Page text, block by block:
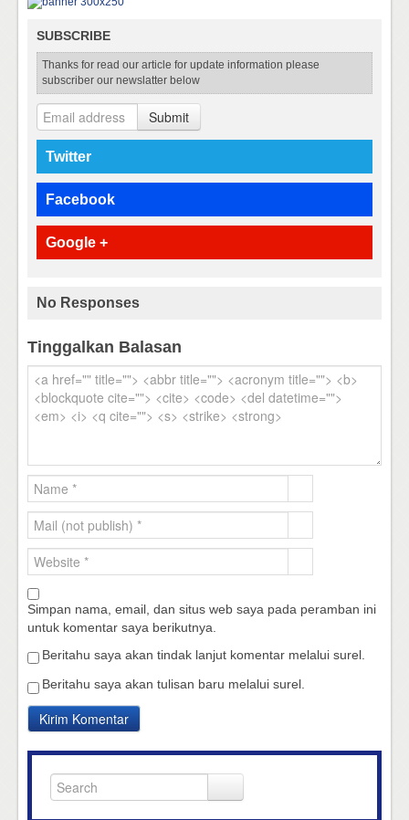
SUBSCRIBE
Thanks for read our article for update information please
subscriber our newslatter below
Submit
Twitter
Facebook
Google +
No Responses
Tinggalkan Balasan
Simpan nama, email, dan situs web saya pada peramban ini
untuk komentar saya berikutnya.
Beritahu saya akan tindak lanjut komentar melalui surel.
Beritahu saya akan tulisan baru melalui surel.